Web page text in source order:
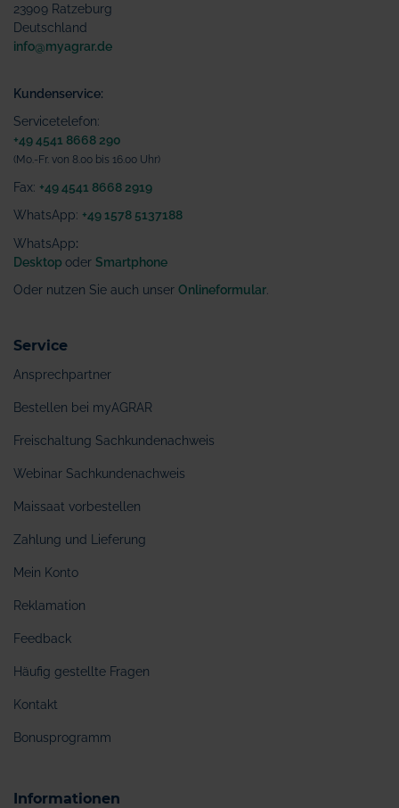
23909 Ratzeburg
Deutschland
info@myagrar.de
Kundenservice:
Servicetelefon:
+49 4541 8668 290
(Mo.-Fr. von 8.00 bis 16.00 Uhr)
Fax: +49 4541 8668 2919
WhatsApp: +49 1578 5137188
WhatsApp:
Desktop oder Smartphone
Oder nutzen Sie auch unser Onlineformular
Service
Ansprechpartner
Bestellen bei myAGRAR
Freischaltung Sachkundenachweis
Webinar Sachkundenachweis
Maissaat vorbestellen
Zahlung und Lieferung
Mein Konto
Reklamation
Feedback
Häufig gestellte Fragen
Kontakt
Bonusprogramm
Informationen